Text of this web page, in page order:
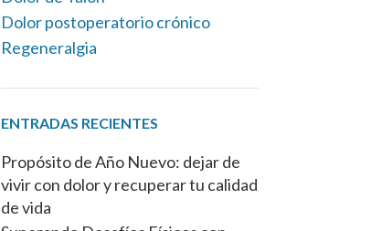
Dolor postoperatorio crónico
Regeneralgia
ENTRADAS RECIENTES
Propósito de Año Nuevo: dejar de
vivir con dolor y recuperar tu calidad
de vida